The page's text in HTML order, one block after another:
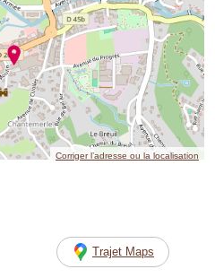
Corriger l’adresse ou la localisation
Trajet Maps